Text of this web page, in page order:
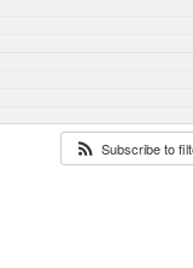
Subscribe to